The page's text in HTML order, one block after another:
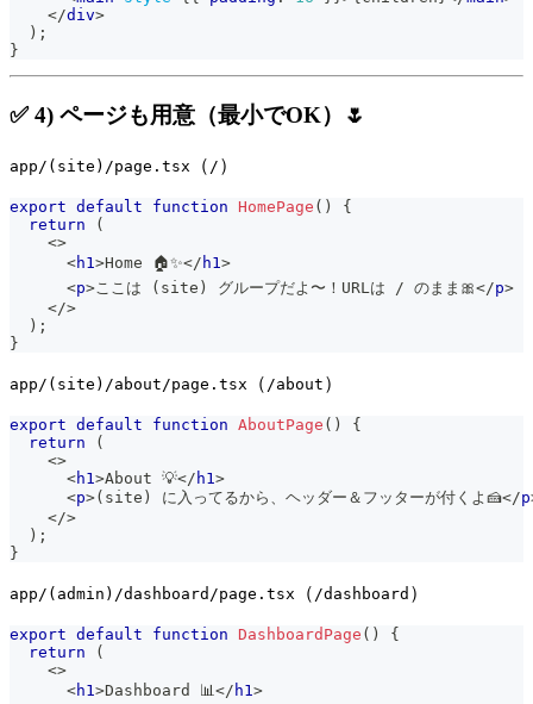
</div>
) ;
}
✅ 4) ページも用意（最小でOK）🌷
app/(site)/page.tsx （ / ）
export default function HomePage ( )
{
return
(
<>
<h1 >Home 🏠✨</ h1 >
<p> ここは (site) グループだよ〜！URLは / のまま🎀</p>
</>
) ;
}
app/(site)/about/page.tsx （ /about ）
export default function AboutPage ( )
{
return
(
<>
<h1 >About 💡</ h1 >
<p>(site) に入ってるから、ヘッダー＆フッターが付くよ🍰</p
</>
) ;
}
app/(admin)/dashboard/page.tsx （ /dashboard ）
export default function DashboardPage ( )
{
return
(
<>
<h1 >Dashboard 📊 </ h1 >